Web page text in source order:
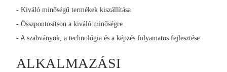
- Kiváló minőségű termékek kiszállítása
- Összpontosítson a kiváló minőségre
- A szabványok, a technológia és a képzés folyamatos fejlesztése
ALKALMAZÁSI